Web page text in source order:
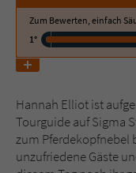
Zum Bewerten, einfach
1°
Hannah Elliot ist
Tourguide auf Sigma
zum Pferdekopfnebel
unzufriedene Gäste
Name
Anbieter
Laufzeit 1 Jahr
Zweck